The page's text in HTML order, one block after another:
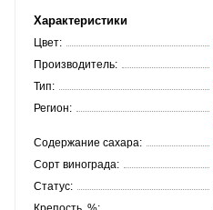
Характеристики
Цвет:
Производитель:
Тип:
Регион:
Содержание сахара:
Сорт винограда:
Статус: